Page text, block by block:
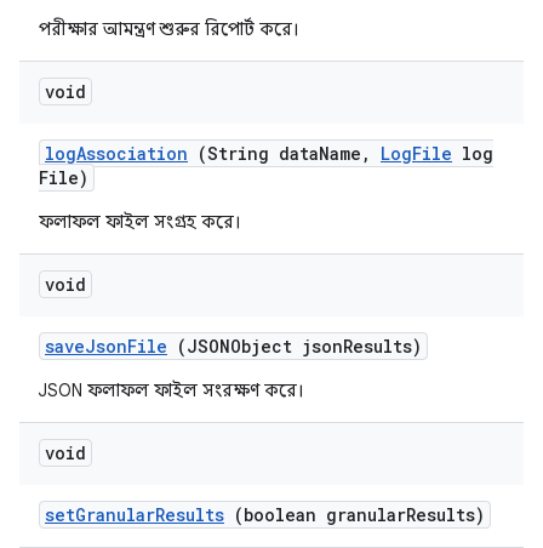
পরীক্ষার আমন্ত্রণ শুরুর রিপোর্ট করে।
void
logAssociation (String dataName , LogFile log
File)
ফলাফল ফাইল সংগ্রহ করে।
void
saveJsonFile (JSONObject jsonResults)
JSON ফলাফল ফাইল সংরক্ষণ করে।
void
setGranularResults (boolean granularResults)